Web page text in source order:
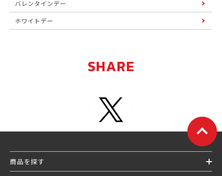
バレンタインデー
ホワイトデー
SHARE
商品を探す